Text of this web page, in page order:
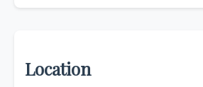
Location